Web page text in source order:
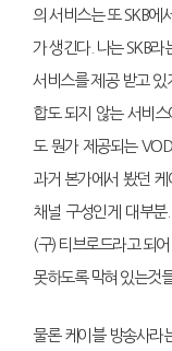
의 서비스는 또 SKB에
가 생긴다. 나는 SKB라
서비스를 제공 받고 있
합도 되지 않는 서비
도 뭔가 제공되는
과거 본가에서 봤던
채널 구성인게 대부분
(구) 티브로드라고 되
못하도록 막혀 있는것
물론 케이블 방송사라